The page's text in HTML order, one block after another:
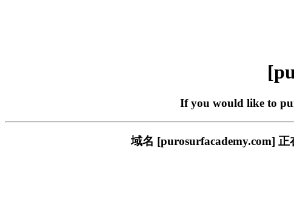
If you would like to
域名 [purosurfacademy.com]